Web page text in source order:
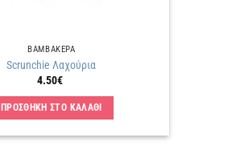
ΒΑΜΒΑΚΕΡΑ
Scrunchie Λαχούρια
4.50€
ΠΡΟΣΘΗΚΗ ΣΤΟ ΚΑΛΑΘΙ